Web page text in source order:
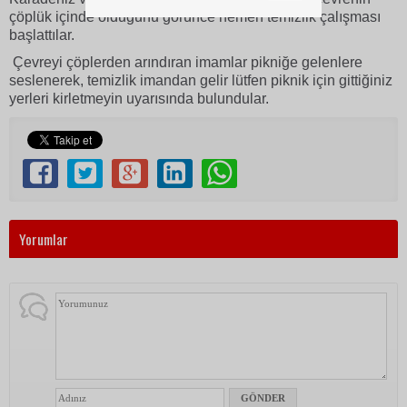
çöplük içinde olduğunu görünce hemen temizlik çalışması
başlattılar.
Çevreyi çöplerden arındıran imamlar pikniğe gelenlere
seslenerek, temizlik imandan gelir lütfen piknik için gittiğiniz
yerleri kirletmeyin uyarısında bulundular.
Yorumlar